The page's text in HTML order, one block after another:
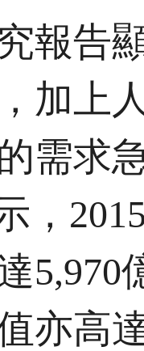
報告
加上
需求
，
亦高